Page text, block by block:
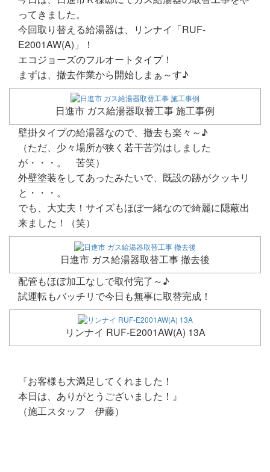
ってきました。
今回取り替える給湯器は、リンナイ「RUF-
E2001AW(A)」！
エコジョーズのフルオートタイプ！
まずは、撤去作業から開始しまぁ～す♪
日進市 ガス給湯器取替工事 施工事例
壁掛タイプの給湯器なので、撤去も楽々～♪
（ただ、少々場所が狭く若干苦労はしました
が・・・。 苦笑）
外壁塗装をしてあったみたいで、既設の跡がクッキリ
と・・・。
でも、大丈夫！サイズもほぼ一緒なので綺麗に隠蔽出
来ました！（笑）
日進市 ガス給湯器取替工事 撤去後
配管もほぼ加工なしで取付完了～♪
試運転もバッチリで今日も無事に取替完成！
リンナイ RUF-E2001AW(A) 13A
『お客様も大満足してくれました！
本日は、ありがとうございました！』
（施工スタッフ 伊藤）